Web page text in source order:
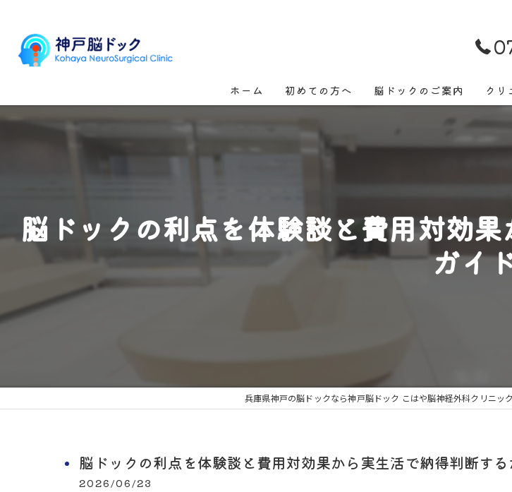
ホーム 初めての方へ 脳ドックのご案内 クリ
脳ドックの利点を体験談と費用対効
ガイ
兵庫県神戸の脳ドックなら神戸脳ドック こはや脳神経外科クリニック
脳ドックの利点を体験談と費用対効果から実生活で納得判断す
2026/06/23